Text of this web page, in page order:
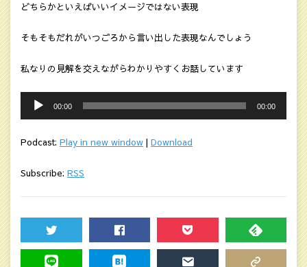
どちらかといえばいいイメージではない表現
そもそもだれがいつごろから言い出した表現なんでしょう
私なりの見解を交えながらわかりやすくお話しています
レ
ヤ
00:00 00:00
Podcast: Play in new window | Download
Subscribe: RSS
TWEET SHARE POCKET FEEDLY